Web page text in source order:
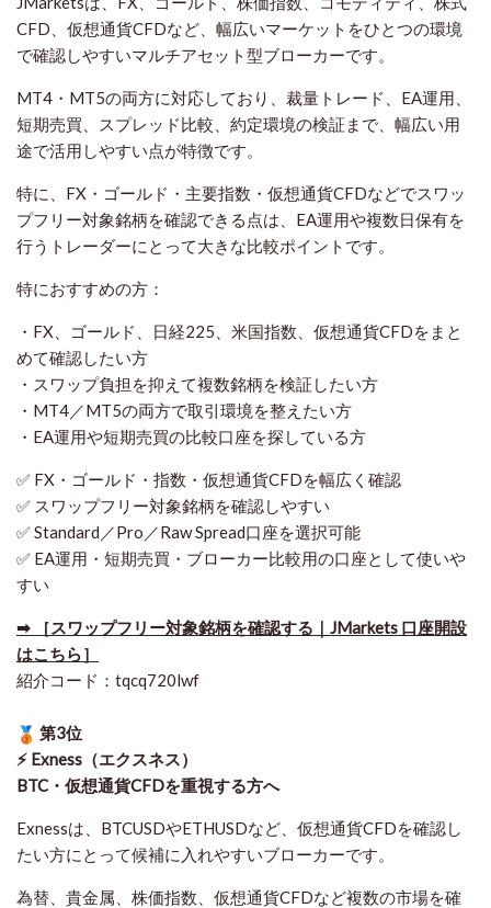
CFD、仮想通貨CFDなど、幅広いマーケットをひとつの環境
で確認しやすいマルチアセット型ブローカーです。
MT4・MT5の両方に対応しており、裁量トレード、EA運用、
短期売買、スプレッド比較、約定環境の検証まで、幅広い用
途で活用しやすい点が特徴です。
特に、FX・ゴールド・主要指数・仮想通貨CFDなどでスワッ
プフリー対象銘柄を確認できる点は、EA運用や複数日保有を
行うトレーダーにとって大きな比較ポイントです。
特におすすめの方：
・FX、ゴールド、日経225、米国指数、仮想通貨CFDをまと
めて確認したい方
・スワップ負担を抑えて複数銘柄を検証したい方
・MT4／MT5の両方で取引環境を整えたい方
・EA運用や短期売買の比較口座を探している方
✅ FX・ゴールド・指数・仮想通貨CFDを幅広く確認
✅ スワップフリー対象銘柄を確認しやすい
✅ Standard／Pro／Raw Spread口座を選択可能
✅ EA運用・短期売買・ブローカー比較用の口座として使いや
すい
➡ ［スワップフリー対象銘柄を確認する｜JMarkets 口座開設
はこちら］
紹介コード：tqcq720lwf
第3位
⚡ Exness（エクスネス）
BTC・仮想通貨CFDを重視する方へ
Exnessは、BTCUSDやETHUSDなど、仮想通貨CFDを確認し
たい方にとって候補に入れやすいブローカーです。
為替、貴金属、株価指数、仮想通貨CFDなど複数の市場を確